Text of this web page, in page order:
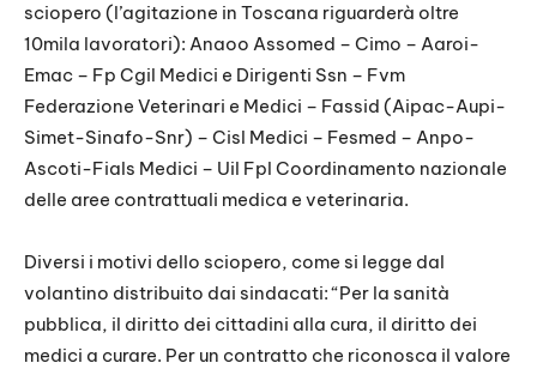
sciopero (l’agitazione in Toscana riguarderà oltre
10mila lavoratori): Anaoo Assomed – Cimo – Aaroi-
Emac – Fp Cgil Medici e Dirigenti Ssn – Fvm
Federazione Veterinari e Medici – Fassid (Aipac-Aupi-
Simet-Sinafo-Snr) – Cisl Medici – Fesmed – Anpo-
Ascoti-Fials Medici – Uil Fpl Coordinamento nazionale
delle aree contrattuali medica e veterinaria.
Diversi i motivi dello sciopero, come si legge dal
volantino distribuito dai sindacati: “Per la sanità
pubblica, il diritto dei cittadini alla cura, il diritto dei
medici a curare. Per un contratto che riconosca il valore